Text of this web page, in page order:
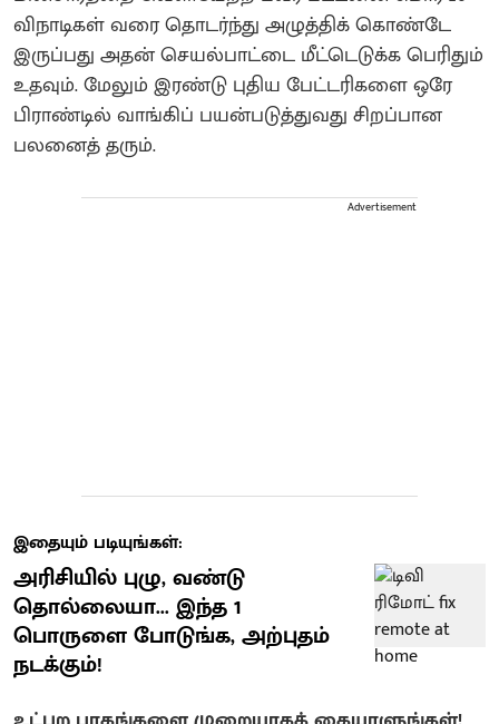
விநாடிகள் வரை தொடர்ந்து அழுத்திக் கொண்டே
இருப்பது அதன் செயல்பாட்டை மீட்டெடுக்க பெரிதும்
உதவும். மேலும் இரண்டு புதிய பேட்டரிகளை ஒரே
பிராண்டில் வாங்கிப் பயன்படுத்துவது சிறப்பான
பலனைத் தரும்.
Advertisement
இதையும் படியுங்கள்:
அரிசியில் புழு, வண்டு
தொல்லையா... இந்த 1
பொருளை போடுங்க, அற்புதம்
நடக்கும்!